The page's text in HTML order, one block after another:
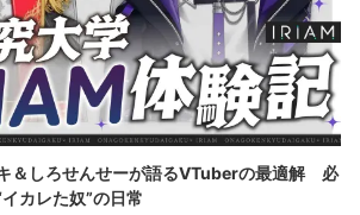
キ＆しろせんせーが語るVTuberの最適解 必
カレた奴”の日常